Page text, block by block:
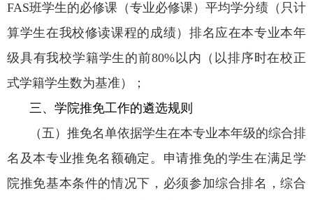
FAS班学生的必修课（专业必修课）平均学分绩（只计
算学生在我校修读课程的成绩）排名应在本专业本年
级具有我校学籍学生的前80%以内（以排序时在校正
式学籍学生数为基准）；
三、学院推免工作的遴选规则
（五）推免名单依据学生在本专业本年级的综合排
名及本专业推免名额确定。申请推免的学生在满足学
院推免基本条件的情况下，必须参加综合排名，综合